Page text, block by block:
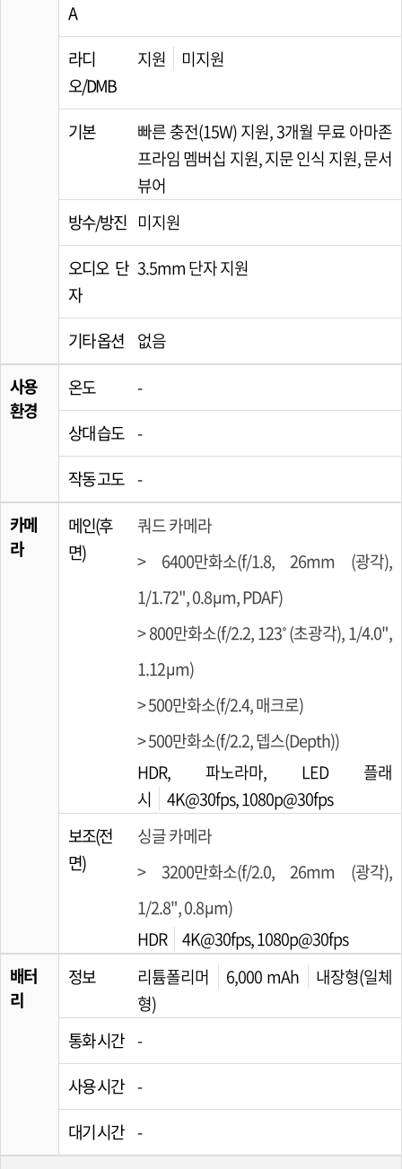
A
라디
오/DMB
지원 미지원
기본
빠른 충전(15W) 지원, 3개월 무료 아마존
프라임 멤버십 지원, 지문 인식 지원, 문서
뷰어
방수/방진 미지원
오디오 단
자
3.5mm 단자 지원
기타 옵션 없음
사용
환경
온도
-
상대 습도 -
작동 고도 -
카메
라
메인(후
면)
쿼드 카메라
> 6400만화소(f/1.8, 26mm (광각),
1/1.72", 0.8µm, PDAF)
> 800만화소(f/2.2, 123˚ (초광각), 1/4.0",
1.12µm)
> 500만화소(f/2.4, 매크로)
> 500만화소(f/2.2, 뎁스(Depth))
HDR, 파노라마, LED 플래
시
4K@30fps, 1080p@30fps
보조(전
면)
싱글 카메라
> 3200만화소(f/2.0, 26mm (광각),
1/2.8", 0.8µm)
HDR
4K@30fps, 1080p@30fps
배터
리
정보 리튬폴리머 6,000 mAh
내장형(일체
형)
통화 시간 -
사용 시간 -
대기 시간 -